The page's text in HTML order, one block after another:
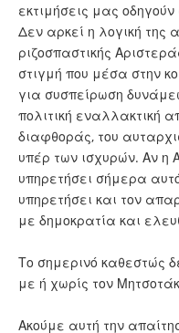
εκτιμήσεις μας
Δεν αρκεί η λογική της
ριζοσπαστικής
στιγμή που μέσα στην
για συσπείρωση
πολιτική εναλλακτική
διαφθοράς, του
υπέρ των ισχυρών. Αν η
υπηρετήσει σήμερα
υπηρετήσει και τον
με δημοκρατία και
Το σημερινό καθεστώς
με ή χωρίς τον
Ακούμε αυτή την